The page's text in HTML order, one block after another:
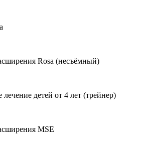
Rosa (несъёмный)
детей от 4 лет (трейнер)
MSE